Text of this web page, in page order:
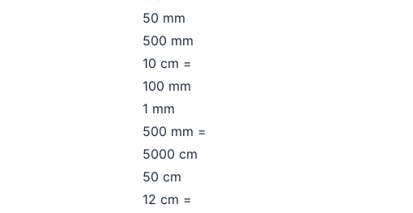
50 mm
500 mm
10 cm =
100 mm
1 mm
500 mm =
5000 cm
50 cm
12 cm =